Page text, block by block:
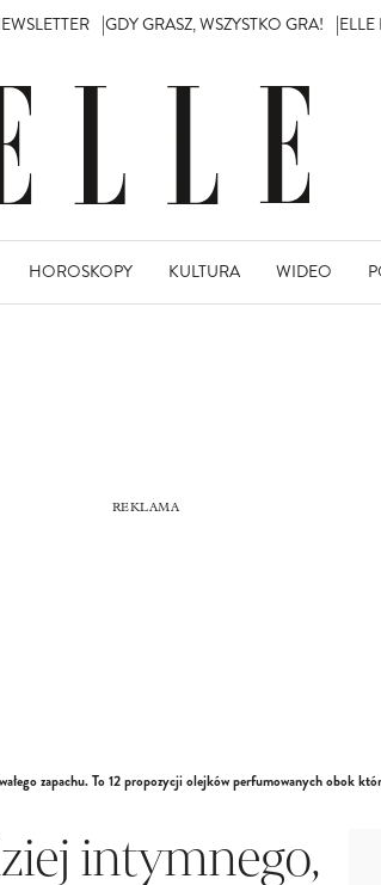
GDY GRASZ, WSZYSTKO GRA!
HOROSKOPY KULTURA WIDEO
zapachu. To 12 propozycji olejków perfumowanych obok
intymnego,